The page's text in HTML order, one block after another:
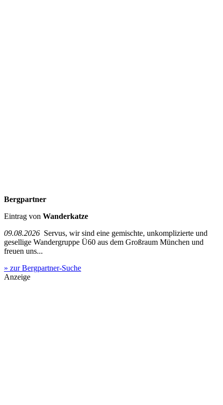
Bergpartner
Eintrag von Wanderkatze
09.08.2026 Servus, wir sind eine gemischte, unkomplizierte und
gesellige Wandergruppe Ü60 aus dem Großraum München und
freuen uns...
» zur Bergpartner-Suche
Anzeige